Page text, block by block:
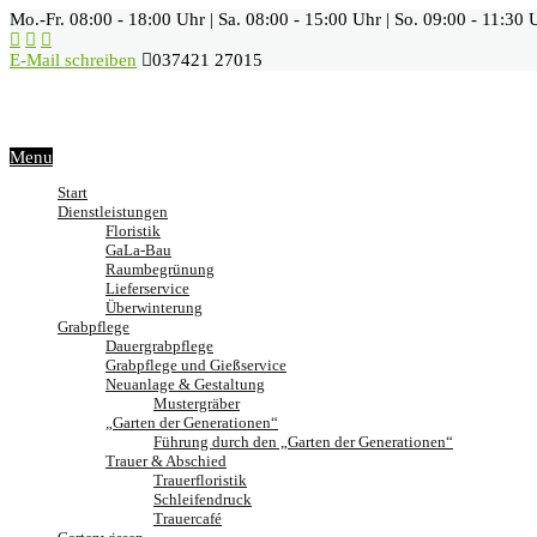
Mo.-Fr. 08:00 - 18:00 Uhr | Sa. 08:00 - 15:00 Uhr | So. 09:00 - 11:30
E-Mail schreiben 037421 27015
Menu
Start
Dienstleistungen
Floristik
GaLa-Bau
Raumbegrünung
Lieferservice
Überwinterung
Grabpflege
Dauergrabpflege
Grabpflege und Gießservice
Neuanlage & Gestaltung
Mustergräber
„Garten der Generationen“
Führung durch den „Garten der Generationen“
Trauer & Abschied
Trauerfloristik
Schleifendruck
Trauercafé